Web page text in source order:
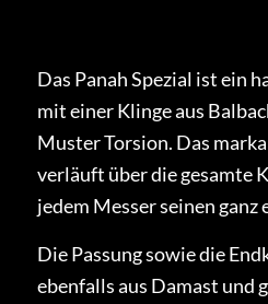
Das Panah Spezial ist ein
mit einer Klinge aus
Muster Torsion. Das
verläuft über die gesamte
jedem Messer seinen ganz
Die Passung sowie die
ebenfalls aus Damast und